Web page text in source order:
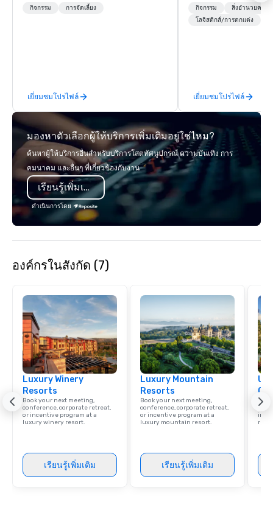
memories and satiated palates. Every
catering industry.
กิจกรรม การจัดเลี้ยง
เยี่ยมชมโปรไฟล์
access to premium
class entertainment,
times, all-inclusive
turnarounds, strong
precision. We operate
in key destinations
Los Angeles, San
offices enable us to
across multiple time zones.
กิจกรรม
สิ่งอำนวยควา
โลจิสติกส์/การตกแต่ง
เยี่ยมชมโปรไฟล์
มองหาตัวเลือกผู้ให้บริการเพิ่มเติมอยู่ใช่ไหม?
ค้นหาผู้ให้บริการอื่นสำหรับบริการโสตทัศนูปกรณ์ ความบันเทิง การ
คมนาคม และอื่นๆ ที่เกี่ยวข้องกับงาน
เรียนรู้เพิ่มเติม
ดำเนินการโดย
องค์กรในสังกัด (7)
Luxury Winery
Resorts
Book your next meeting,
conference, corporate retreat,
or incentive program at a
luxury winery resort.
เรียนรู้เพิ่มเติม
Luxury Mountain
Resorts
Book your next meeting,
conference, corporate retreat,
or incentive program at a
luxury mountain resort.
เรียนรู้เพิ่มเติม
Find